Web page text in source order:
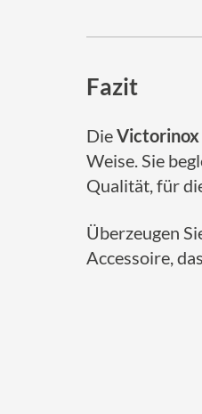
Fazit
DieVictorinox
Weise. Sie
Qualität, für
Überzeugen
Accessoire,